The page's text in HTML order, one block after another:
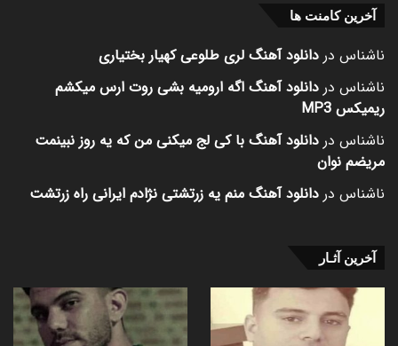
آخرین کامنت ها
ناشناس در دانلود آهنگ لری طلوعی کهیار بختیاری
ناشناس در دانلود آهنگ اگه ارومیه بشی روت ارس میکشم
ریمیکس MP3
ناشناس در دانلود آهنگ با کی لج میکنی من که یه روز نبینمت
مریضم نوان
ناشناس در دانلود آهنگ منم یه زرتشتی نژادم ایرانی راه زرتشت
آخرین آثـار